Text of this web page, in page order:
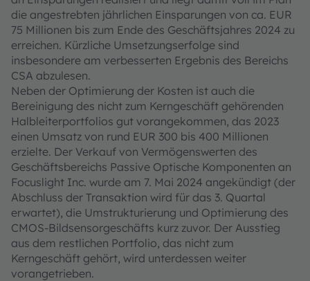
die angestrebten jährlichen Einsparungen von ca. EUR
75 Millionen bis zum Ende des Geschäftsjahres 2024 zu
erreichen. Kürzliche Umsetzungserfolge sind
insbesondere am verbesserten Ergebnis des Bereichs
CSA abzulesen.
Neben der Optimierung der Kosten ist auch die
Bereinigung des nicht zum Kerngeschäft gehörenden
Halbleiterportfolios gut vorangekommen, das 2023
einen Umsatz von rund EUR 300 bis 400 Millionen
erzielte. Der Verkauf von Vermögenswerten des
Geschäftsbereichs Passive Optische Komponenten an
Focuslight Inc. wurde am 7. Mai 2024 angekündigt (der
Abschluss der Transaktion wird für das 3. Quartal
erwartet), die Umstrukturierung und Optimierung des
CMOS-Bildsensorgeschäfts kurz zuvor. Der Ausstieg
aus dem restlichen Portfolio, das nicht zum
Kerngeschäft gehört, wird unterdessen weiter
vorangetrieben.